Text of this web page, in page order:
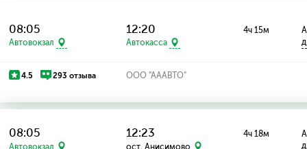
08:05
Автовокзал
12:20
Автокасса
4ч 15м
4.5 293 отзыва ООО "АААВТО"
08:05
Автовокзал
12:23
ост. Анисимово
4ч 18м